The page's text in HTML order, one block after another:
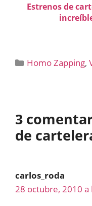
Estrenos de
Categorías
Homo Zapping,
3
de
carlos_roda
28 octubre, 2010 a